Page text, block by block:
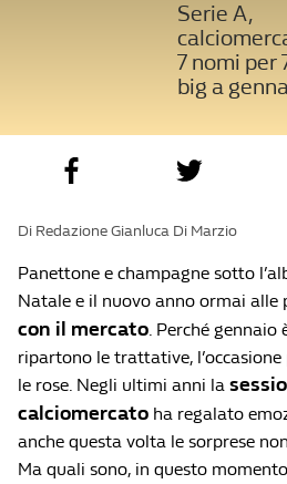
Serie A,
7 nomi per
big a
Di Redazione Gianluca Di Marzio
Panettone e champagne sotto
Natale e il nuovo anno ormai alle
con il mercato. Perché gennaio
ripartono le trattative, l’occasione
le rose. Negli ultimi anni la
calciomercato ha regalato
anche questa volta le sorprese
Ma quali sono, in questo